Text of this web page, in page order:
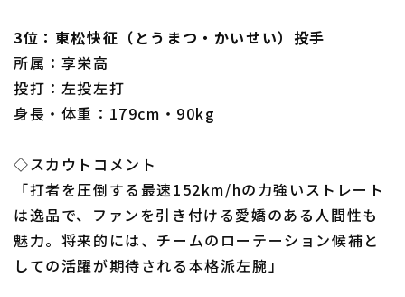
3位：東松快征（とうまつ・かいせい）投手
所属：享栄高
投打：左投左打
身長・体重：179cm・90kg
◇スカウトコメント
「打者を圧倒する最速152km/hの力強いストレート
は逸品で、ファンを引き付ける愛嬌のある人間性も
魅力。将来的には、チームのローテーション候補と
しての活躍が期待される本格派左腕」